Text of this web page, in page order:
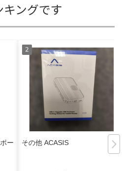
ングです
ー
その他 ACASIS